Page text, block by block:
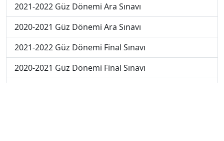
2021-2022 Güz Dönemi Ara Sınavı
2020-2021 Güz Dönemi Ara Sınavı
2021-2022 Güz Dönemi Final Sınavı
2020-2021 Güz Dönemi Final Sınavı